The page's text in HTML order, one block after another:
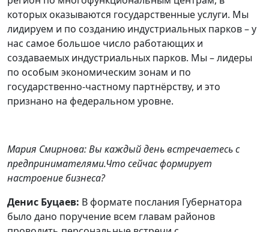
которых оказываются государственные услуги. Мы
лидируем и по созданию индустриальных парков – у
нас самое большое число работающих и
создаваемых индустриальных парков. Мы – лидеры
по особым экономическим зонам и по
государственно-частному партнёрству, и это
признано на федеральном уровне.
Мария Смирнова: Вы каждый день встречаетесь с
предпринимателями.Что сейчас формирует
настроение бизнеса?
Денис Буцаев: В формате послания Губернатора
было дано поручение всем главам районов